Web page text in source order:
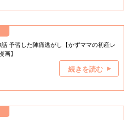
話 予習した陣痛逃がし【かずママの初産レ
画】
続きを読む